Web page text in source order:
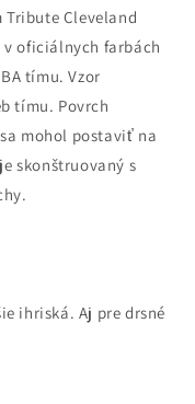
Tribute Cleveland
v oficiálnych farbách
tímu. Vzor
tímu. Povrch
mohol postaviť na
skonštruovaný s
ihriská. Aj pre drsné